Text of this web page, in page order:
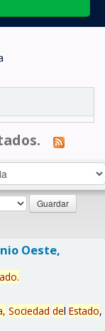
Oeste,
.
Sociedad del Estado,